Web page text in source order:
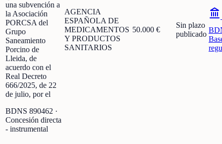
una subvención a
la Asociación
PORCSA del
Grupo
Saneamiento
Porcino de
Lleida, de
acuerdo con el
Real Decreto
666/2025, de 22
de julio, por el
BDNS 890462 ·
Concesión directa
- instrumental
AGENCIA
ESPAÑOLA DE
MEDICAMENTOS
Y PRODUCTOS
SANITARIOS
50.000 €
Sin plazo
publicado